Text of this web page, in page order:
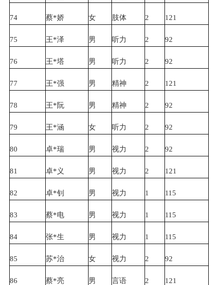
74 蔡*娇 女 肢体 2 121
75 王*泽 男 听力 2 92
76 王*塔 男 听力 2 92
77 王*强 男 精神 2 121
78 王*阮 男 精神 2 92
79 王*涵 女 听力 2 92
80 卓*瑞 男 视力 2 92
81 卓*义 男 视力 2 121
82 卓*钊 男 视力 1 115
83 蔡*电 男 视力 1 115
84 张*生 男 视力 1 115
85 苏*治 女 视力 2 92
86 蔡*亮 男 言语 2 121